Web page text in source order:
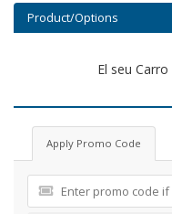
Product/Options
El seu
Apply Promo Code